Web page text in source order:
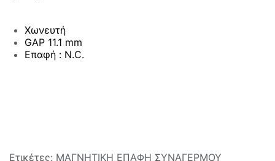
Χωνευτή
GAP 11.1 mm
Επαφή : N.C.
Ετικέτες: ΜΑΓΝΗΤΙΚΗ ΕΠΑΦΗ ΣΥΝΑΓΕΡΜΟΥ